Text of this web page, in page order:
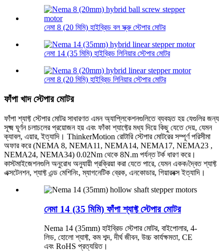
নেমা 8 (20 মিমি) হাইব্রিড বল স্ক্রু স্টেপার মোটর
নেমা 14 (35 মিমি) হাইব্রিড লিনিয়ার স্টেপার মোটর
নেমা 8 (20 মিমি) হাইব্রিড লিনিয়ার স্টেপার মোটর
ফাঁপা খাদ স্টেপার মোটর
ফাঁপা শ্যাফ্ট স্টেপার মোটর সাধারণত এমন অ্যাপ্লিকেশনগুলিতে ব্যবহৃত হয় যেগুলির জন্য
সূক্ষ্ম ঘূর্ণন চলাচলের প্রয়োজন হয় এবং ফাঁকা শ্যাফ্টের মধ্য দিয়ে কিছু যেতে দেয়, যেমন
ক্যাবল, এয়ার, ইত্যাদি। ThinkerMotion রোটারি স্টেপার মোটরের সম্পূর্ণ পরিসীমা
অফার করে (NEMA 8, NEMA11, NEMA14, NEMA17, NEMA23 ,
NEMA24, NEMA34) 0.02Nm থেকে 8N.m পর্যন্ত টর্ক ধারণ করে।
কাস্টমাইজেশনগুলি অনুরোধ অনুযায়ী প্রক্রিয়া করা যেতে পারে, যেমন একক/দ্বৈত শ্যাফ্ট
এক্সটেনশন, শ্যাফ্ট এন্ড মেশিনিং, ম্যাগনেটিক ব্রেক, এনকোডার, গিয়ারবক্স ইত্যাদি।
নেমা 14 (35 মিমি) ফাঁপা শ্যাফ্ট স্টেপার মোটর
Nema 14 (35mm) হাইব্রিড স্টেপার মোটর, বাইপোলার, 4-
লিড, হোলো শ্যাফ্ট, কম শব্দ, দীর্ঘ জীবন, উচ্চ কার্যক্ষমতা, CE
এবং RoHS প্রত্যয়িত।